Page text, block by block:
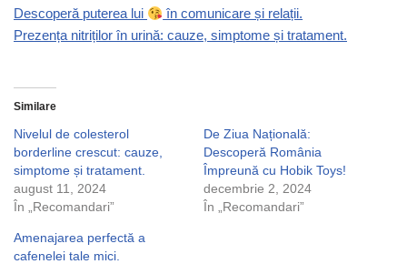
Descoperă puterea lui
în comunicare și relații.
Prezența nitriților în urină: cauze, simptome și tratament.
Similare
Nivelul de colesterol
borderline crescut: cauze,
simptome și tratament.
august 11, 2024
În „Recomandari”
De Ziua Națională:
Descoperă România
Împreună cu Hobik Toys!
decembrie 2, 2024
În „Recomandari”
Amenajarea perfectă a
cafenelei tale mici.